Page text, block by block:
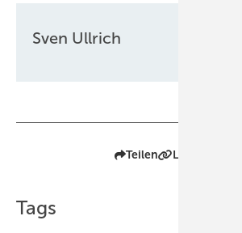
Sven Ullrich
Teilen Link kopieren
Tags